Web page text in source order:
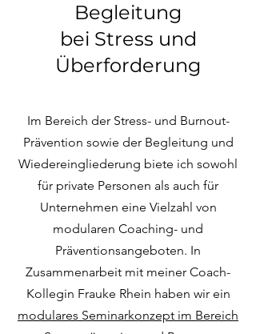
Begleitung
bei Stress und
Überforderung
Im Bereich der Stress- und Burnout-
Prävention sowie der Begleitung und
Wiedereingliederung biete ich sowohl
für private Personen als auch für
Unternehmen eine Vielzahl von
modularen Coaching- und
Präventionsangeboten. In
Zusammenarbeit mit meiner Coach-
Kollegin Frauke Rhein haben wir ein
modulares Seminarkonzept im Bereich